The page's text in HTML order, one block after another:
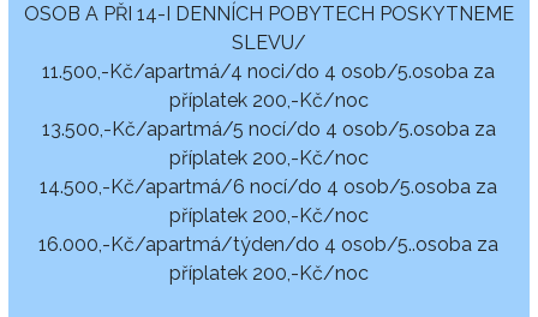
OSOB A PŘI 14-I DENNÍCH POBYTECH POSKYTNEME
SLEVU/
11.500,-Kč/apartmá/4 noci/do 4 osob/5.osoba za
příplatek 200,-Kč/noc
13.500,-Kč/apartmá/5 nocí/do 4 osob/5.osoba za
příplatek 200,-Kč/noc
14.500,-Kč/apartmá/6 nocí/do 4 osob/5.osoba za
příplatek 200,-Kč/noc
16.000,-Kč/apartmá/týden/do 4 osob/5..osoba za
příplatek 200,-Kč/noc